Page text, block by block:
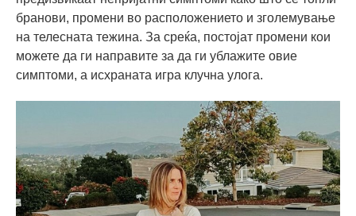
бранови, промени во расположението и зголемување
на телесната тежина. За среќа, постојат промени кои
можете да ги направите за да ги ублажите овие
симптоми, а исхраната игра клучна улога.